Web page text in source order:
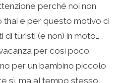
perché noi non
thai e per questo motivo ci
turisti (e non) in moto…
per così poco.
per un bambino piccolo
sì, ma al tempo stesso